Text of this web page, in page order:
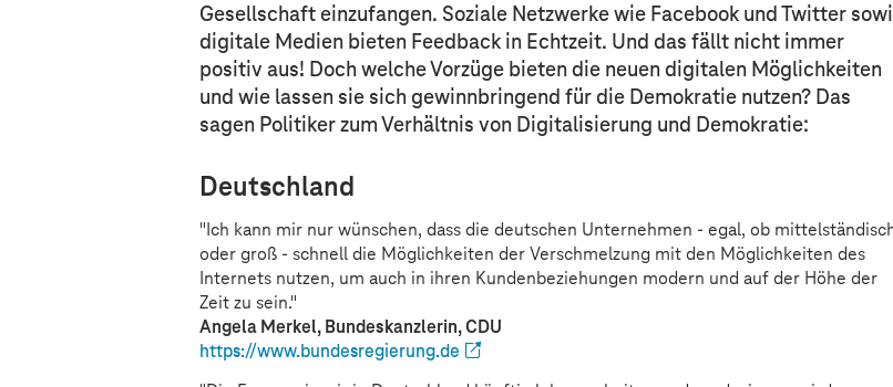
Gesellschaft einzufangen. Soziale Netzwerke wie Facebook und Twitter
digitale Medien bieten Feedback in Echtzeit. Und das fällt nicht immer
positiv aus! Doch welche Vorzüge bieten die neuen digitalen Möglichkeiten
und wie lassen sie sich gewinnbringend für die Demokratie nutzen? Das
sagen Politiker zum Verhältnis von Digitalisierung und Demokratie:
Deutschland
"Ich kann mir nur wünschen, dass die deutschen Unternehmen - egal, ob
oder groß - schnell die Möglichkeiten der Verschmelzung mit den Möglichkeiten des
Internets nutzen, um auch in ihren Kundenbeziehungen modern und auf der Höhe der
Zeit zu sein."
Angela Merkel, Bundeskanzlerin, CDU
https://www.bundesregierung.de